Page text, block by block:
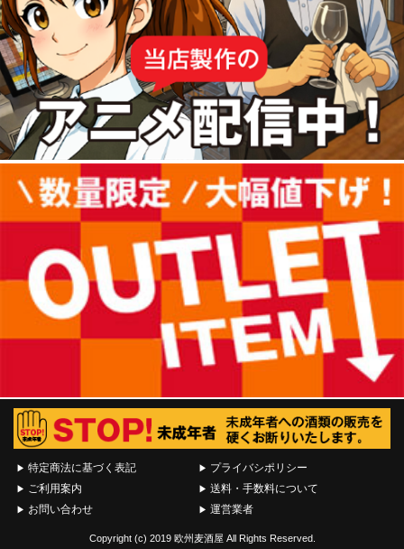
特定商法に基づく表記
ご利用案内
お問い合わせ
プライバシポリシー
送料・手数料について
運営業者
Copyright (c) 2019 欧州麦酒屋 All Rights Reserved.